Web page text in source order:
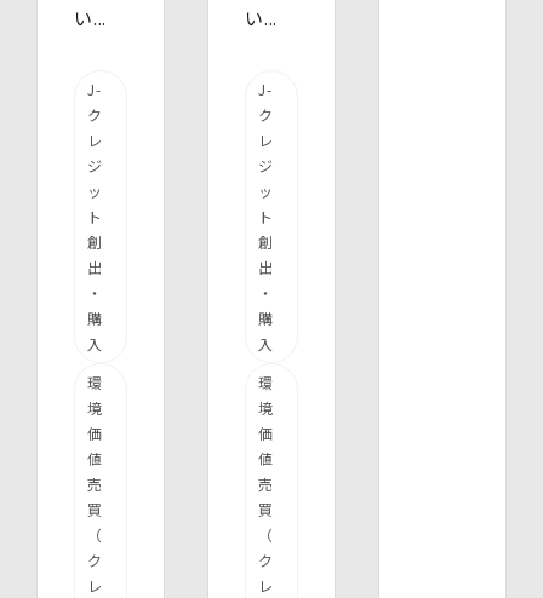
い...
J-
ク
レ
ジ
ッ
ト
創
出
・
購
入
環
境
価
値
売
買
（
ク
レ
い...
J-
ク
レ
ジ
ッ
ト
創
出
・
購
入
環
境
価
値
売
買
（
ク
レ